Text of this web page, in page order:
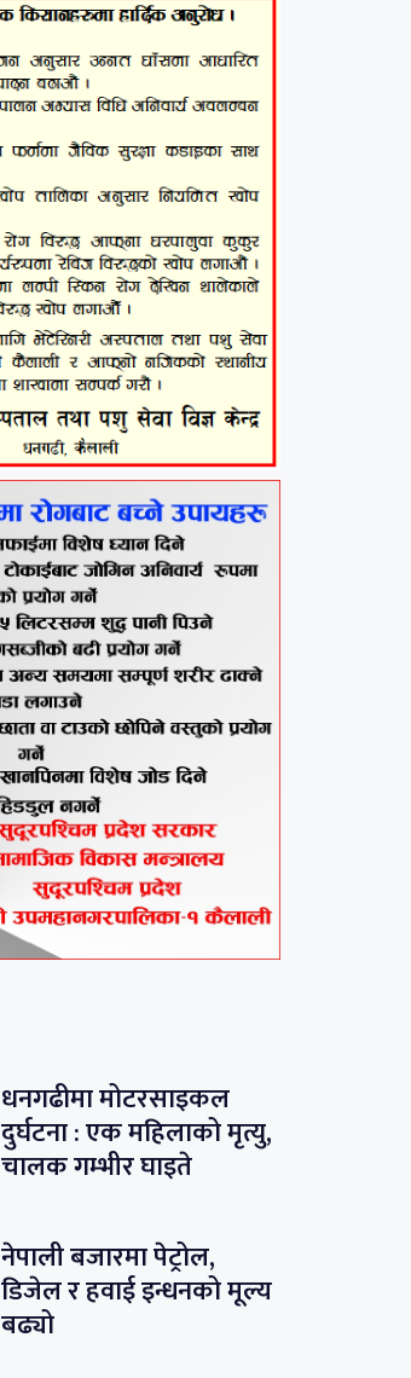
धनगढीमा मोटरसाइकल
दुर्घटना : एक महिलाको मृत्यु,
चालक गम्भीर घाइते
नेपाली बजारमा पेट्रोल,
डिजेल र हवाई इन्धनको मूल्य
बढ्यो